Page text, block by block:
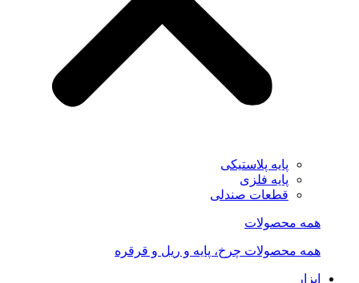
پایه پلاستیکی
پایه فلزی
قطعات صندلی
همه محصولات
همه محصولات چرخ، پایه و ریل و قرقره
ابزار